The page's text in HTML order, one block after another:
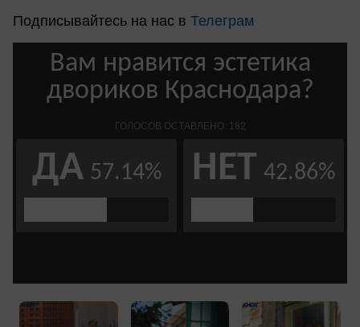
Подписывайтесь на нас в Телеграм